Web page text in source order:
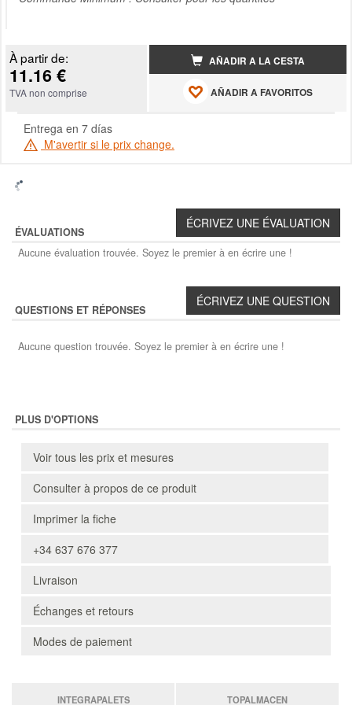
À partir de:
11.16 €
TVA non comprise
AÑADIR A LA CESTA
AÑADIR A FAVORITOS
Entrega en 7 días
M'avertir si le prix change.
ÉVALUATIONS
Aucune évaluation trouvée. Soyez le premier à en écrire une !
QUESTIONS ET RÉPONSES
Aucune question trouvée. Soyez le premier à en écrire une !
PLUS D'OPTIONS
Voir tous les prix et mesures
Consulter à propos de ce produit
Imprimer la fiche
+34 637 676 377
Livraison
Échanges et retours
Modes de paiement
INTEGRAPALETS TOPALMACEN